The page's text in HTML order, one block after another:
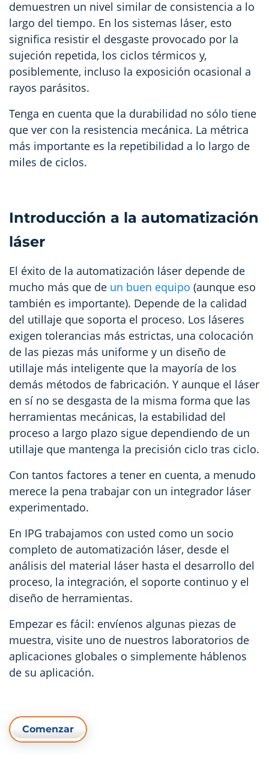
demuestren un nivel similar de consistencia a lo
largo del tiempo. En los sistemas láser, esto
significa resistir el desgaste provocado por la
sujeción repetida, los ciclos térmicos y,
posiblemente, incluso la exposición ocasional a
rayos parásitos.
Tenga en cuenta que la durabilidad no sólo tiene
que ver con la resistencia mecánica. La métrica
más importante es la repetibilidad a lo largo de
miles de ciclos.
Introducción a la automatización
láser
El éxito de la automatización láser depende de
mucho más que de un buen equipo (aunque eso
también es importante). Depende de la calidad
del utillaje que soporta el proceso. Los láseres
exigen tolerancias más estrictas, una colocación
de las piezas más uniforme y un diseño de
utillaje más inteligente que la mayoría de los
demás métodos de fabricación. Y aunque el láser
en sí no se desgasta de la misma forma que las
herramientas mecánicas, la estabilidad del
proceso a largo plazo sigue dependiendo de un
utillaje que mantenga la precisión ciclo tras ciclo.
Con tantos factores a tener en cuenta, a menudo
merece la pena trabajar con un integrador láser
experimentado.
En IPG trabajamos con usted como un socio
completo de automatización láser, desde el
análisis del material láser hasta el desarrollo del
proceso, la integración, el soporte continuo y el
diseño de herramientas.
Empezar es fácil: envíenos algunas piezas de
muestra, visite uno de nuestros laboratorios de
aplicaciones globales o simplemente háblenos
de su aplicación.
Comenzar